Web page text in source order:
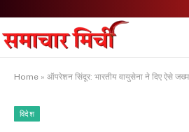
Home » ऑपरेशन सिंदूर: भारतीय वायुसेना ने दिए ऐसे जख्म, भरने में पाक को लगेगा
विदेश